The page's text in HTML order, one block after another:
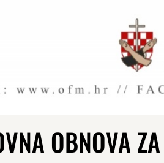
OBNOVA